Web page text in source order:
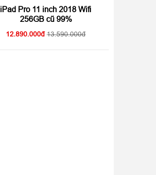
iPad Pro 11 inch 2018 Wifi
256GB cũ 99%
12.890.000 13.590.000